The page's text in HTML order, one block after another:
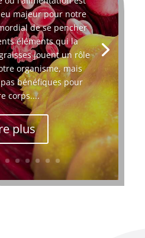
majeur pour notre
de se pencher
éléments qui la
jouent un rôle
organisme, mais
bénéfiques pour
corps....
plus